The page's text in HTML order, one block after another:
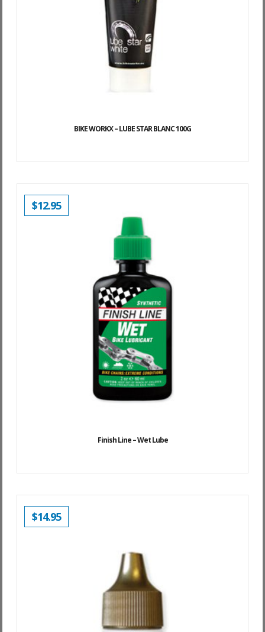
BIKE WORKX – LUBE STAR BLANC 100G
Finish Line – Wet Lube
$12.95
$14.95